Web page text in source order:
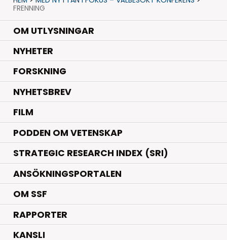
FRENNING
OM UTLYSNINGAR
NYHETER.
FORSKNING.
NYHETSBREV
FILM
PODDEN OM VETENSKAP
STRATEGIC RESEARCH INDEX (SRI)
ANSÖKNINGSPORTALEN
OM SSF
RAPPORTER
KANSLI